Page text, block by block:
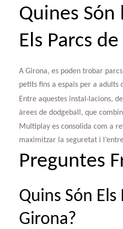
Quines Són
Els Parcs
A Girona, es poden trobar
petits fins a espais per a
Entre aquestes instal·lacions,
àrees de dodgeball, que
Multiplay es consolida com a
maximitzar la seguretat i
Preguntes
Quins Són
Girona?